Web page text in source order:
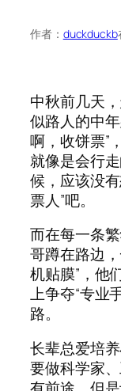
作者： duckduckb
中秋前几天
似路人的中
啊，收饼票”
就像是会行
候，应该没
票人”吧。
而在每一条
哥蹲在路边
机贴膜”，他
上争夺“专业
路。
长辈总爱培
要做科学家